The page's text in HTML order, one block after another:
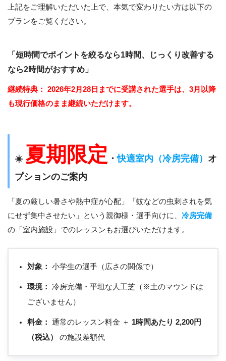
上記をご理解いただいた上で、本気で変わりたい方は以下の
プランをご覧ください。
「短時間でポイントを絞るなら1時間、じっくり改善する
なら2時間がおすすめ」
継続特典：
2026年2月28日までに受講された選手は、3月以降
も現行価格のまま継続いただけます。
☀️ 夏期限定 ・快適室内（冷房完備） オ
プションのご案内
「夏の厳しい暑さや熱中症が心配」「蚊などの虫刺されを気
にせず集中させたい」という親御様・選手向けに、 冷房完備
の「室内施設」でのレッスンもお選びいただけます。
対象： 小学生の選手（広さの関係で）
環境：
冷房完備・平坦な人工芝（※土のマウンドは
ございません）
料金： 通常のレッスン料金 ＋ 1時間あたり 2,200円
（税込）
の施設差額代